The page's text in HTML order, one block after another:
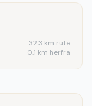
32.3 km rute
0.1 km herfra